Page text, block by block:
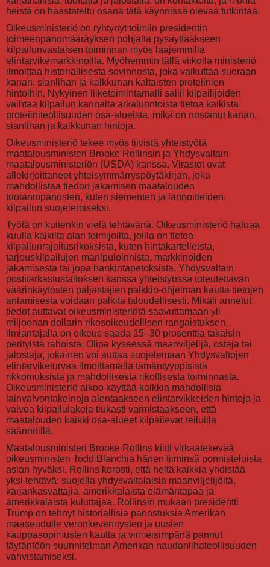
heistä on haastateltu osana tätä käynnissä olevaa tutkintaa.
Oikeusministeriö on ryhtynyt toimiin presidentin
toimeenpanomääräyksen pohjalta pysäyttääkseen
kilpailunvastaisen toiminnan myös laajemmilla
elintarvikemarkkinoilla. Myöhemmin tällä viikolla ministeriö
ilmoittaa historiallisesta sovinnosta, joka vaikuttaa suoraan
kanan, sianlihan ja kalkkunan kaltaisten proteiinien
hintoihin. Nykyinen liiketoimintamalli sallii kilpailijoiden
vaihtaa kilpailun kannalta arkaluontoista tietoa kaikista
proteiiniteollisuuden osa-alueista, mikä on nostanut kanan,
sianlihan ja kalkkunan hintoja.
Oikeusministeriö tekee myös tiivistä yhteistyötä
maatalousministeri Brooke Rollinsin ja Yhdysvaltain
maatalousministeriön (USDA) kanssa. Virastot ovat
allekirjoittaneet yhteisymmärryspöytäkirjan, joka
mahdollistaa tiedon jakamisen maatalouden
tuotantopanosten, kuten siementen ja lannoitteiden,
kilpailun suojelemiseksi.
Työtä on kuitenkin vielä tehtävänä. Oikeusministeriö haluaa
kuulla kaikilta alan toimijoilta, joilla on tietoa
kilpailunrajoitusrikoksista, kuten hintakartelleista,
tarjouskilpailujen manipuloinnista, markkinoiden
jakamisesta tai jopa hankintapetoksista. Yhdysvaltain
postitarkastuslaitoksen kanssa yhteistyössä toteutettavan
väärinkäytösten paljastajien palkkio-ohjelman kautta tietojen
antamisesta voidaan palkita taloudellisesti. Mikäli annetut
tiedot auttavat oikeusministeriötä saavuttamaan yli
miljoonan dollarin rikosoikeudellisen rangaistuksen,
ilmiantajalla on oikeus saada 15–30 prosenttia takaisin
perityistä rahoista. Olipa kyseessä maanviljelijä, ostaja tai
jalostaja, jokainen voi auttaa suojelemaan Yhdysvaltojen
elintarviketurvaa ilmoittamalla tämäntyyppisistä
rikkomuksista ja mahdollisesta rikollisesta toiminnasta.
Oikeusministeriö aikoo käyttää kaikkia mahdollisia
lainvalvontakeinoja alentaakseen elintarvikkeiden hintoja ja
valvoa kilpailulakeja tiukasti varmistaakseen, että
maatalouden kaikki osa-alueet kilpailevat reiluilla
säännöillä.
Maatalousministeri Brooke Rollins kiitti virkaatekevää
oikeusministeri Todd Blanchia hänen tiiminsä ponnisteluista
asian hyväksi. Rollins korosti, että heitä kaikkia yhdistää
yksi tehtävä: suojella yhdysvaltalaisia maanviljelijöitä,
karjankasvattajia, amerikkalaista elämäntapaa ja
amerikkalaista kuluttajaa. Rollinsin mukaan presidentti
Trump on tehnyt historiallisia panostuksia Amerikan
maaseudulle veronkevennysten ja uusien
kauppasopimusten kautta ja viimeisimpänä pannut
täytäntöön suunnitelman Amerikan naudanlihateollisuuden
vahvistamiseksi.